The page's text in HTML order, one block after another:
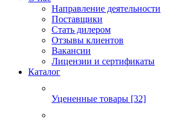
Направление деятельности
Поставщики
Стать дилером
Отзывы клиентов
Вакансии
Лицензии и сертификаты
Каталог
Уцененные товары [32]